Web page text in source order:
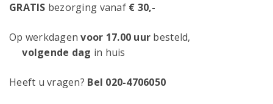
GRATIS bezorging vanaf € 30,-
Op werkdagenvoor 17.00 uur besteld,
volgende dag in huis
Heeft u vragen? Bel 020-4706050